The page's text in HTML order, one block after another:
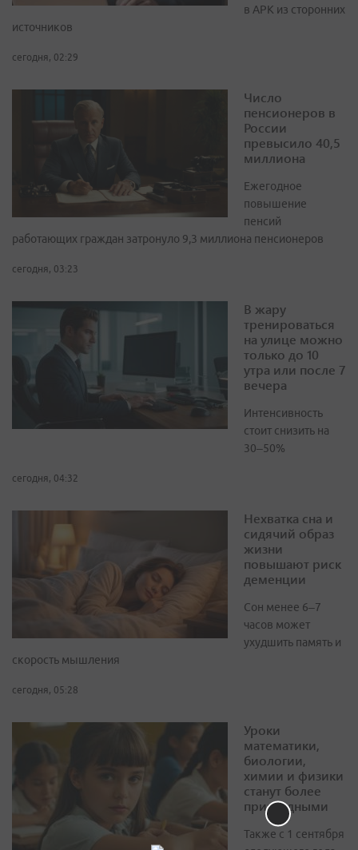
в APK из сторонних
источников
сегодня, 02:29
Число
пенсионеров в
России
превысило 40,5
миллиона
Ежегодное
повышение
пенсий
работающих граждан затронуло 9,3 миллиона пенсионеров
сегодня, 03:23
В жару
тренироваться
на улице можно
только до 10
утра или после 7
вечера
Интенсивность
стоит снизить на
30–50%
сегодня, 04:32
Нехватка сна и
сидячий образ
жизни
повышают риск
деменции
Сон менее 6–7
часов может
ухудшить память и
скорость мышления
сегодня, 05:28
Уроки
математики,
биологии,
химии и физики
станут более
прикладными
Также с 1 сентября